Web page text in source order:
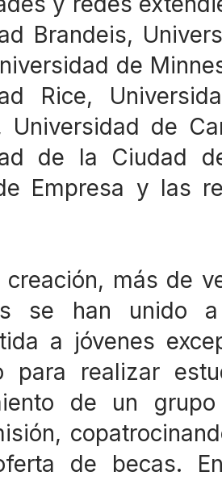
Brandeis,
de
Rice,
Universidad de
de la Ciudad
Empresa y las
creación, más de
se han unido
a jóvenes
para realizar
de un
de becas.